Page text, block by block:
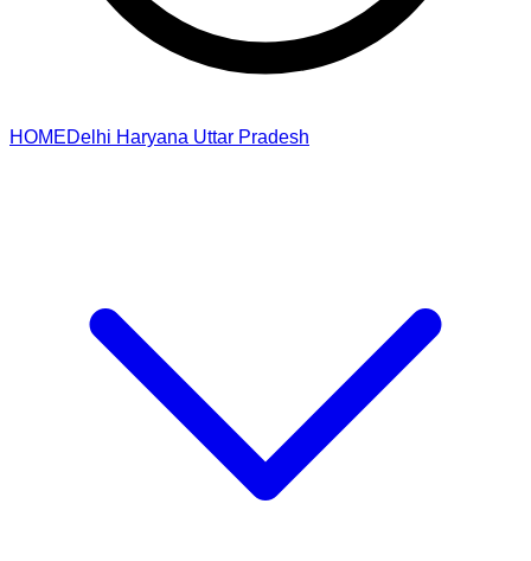
HOMEDelhi Haryana Uttar Pradesh